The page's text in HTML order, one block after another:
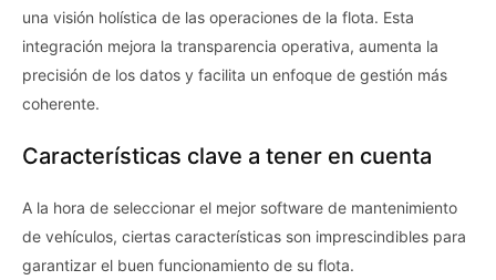
una visión holística de las operaciones de la flota. Esta
integración mejora la transparencia operativa, aumenta la
precisión de los datos y facilita un enfoque de gestión más
coherente.
Características clave a tener en cuenta
A la hora de seleccionar el mejor software de mantenimiento
de vehículos, ciertas características son imprescindibles para
garantizar el buen funcionamiento de su flota.